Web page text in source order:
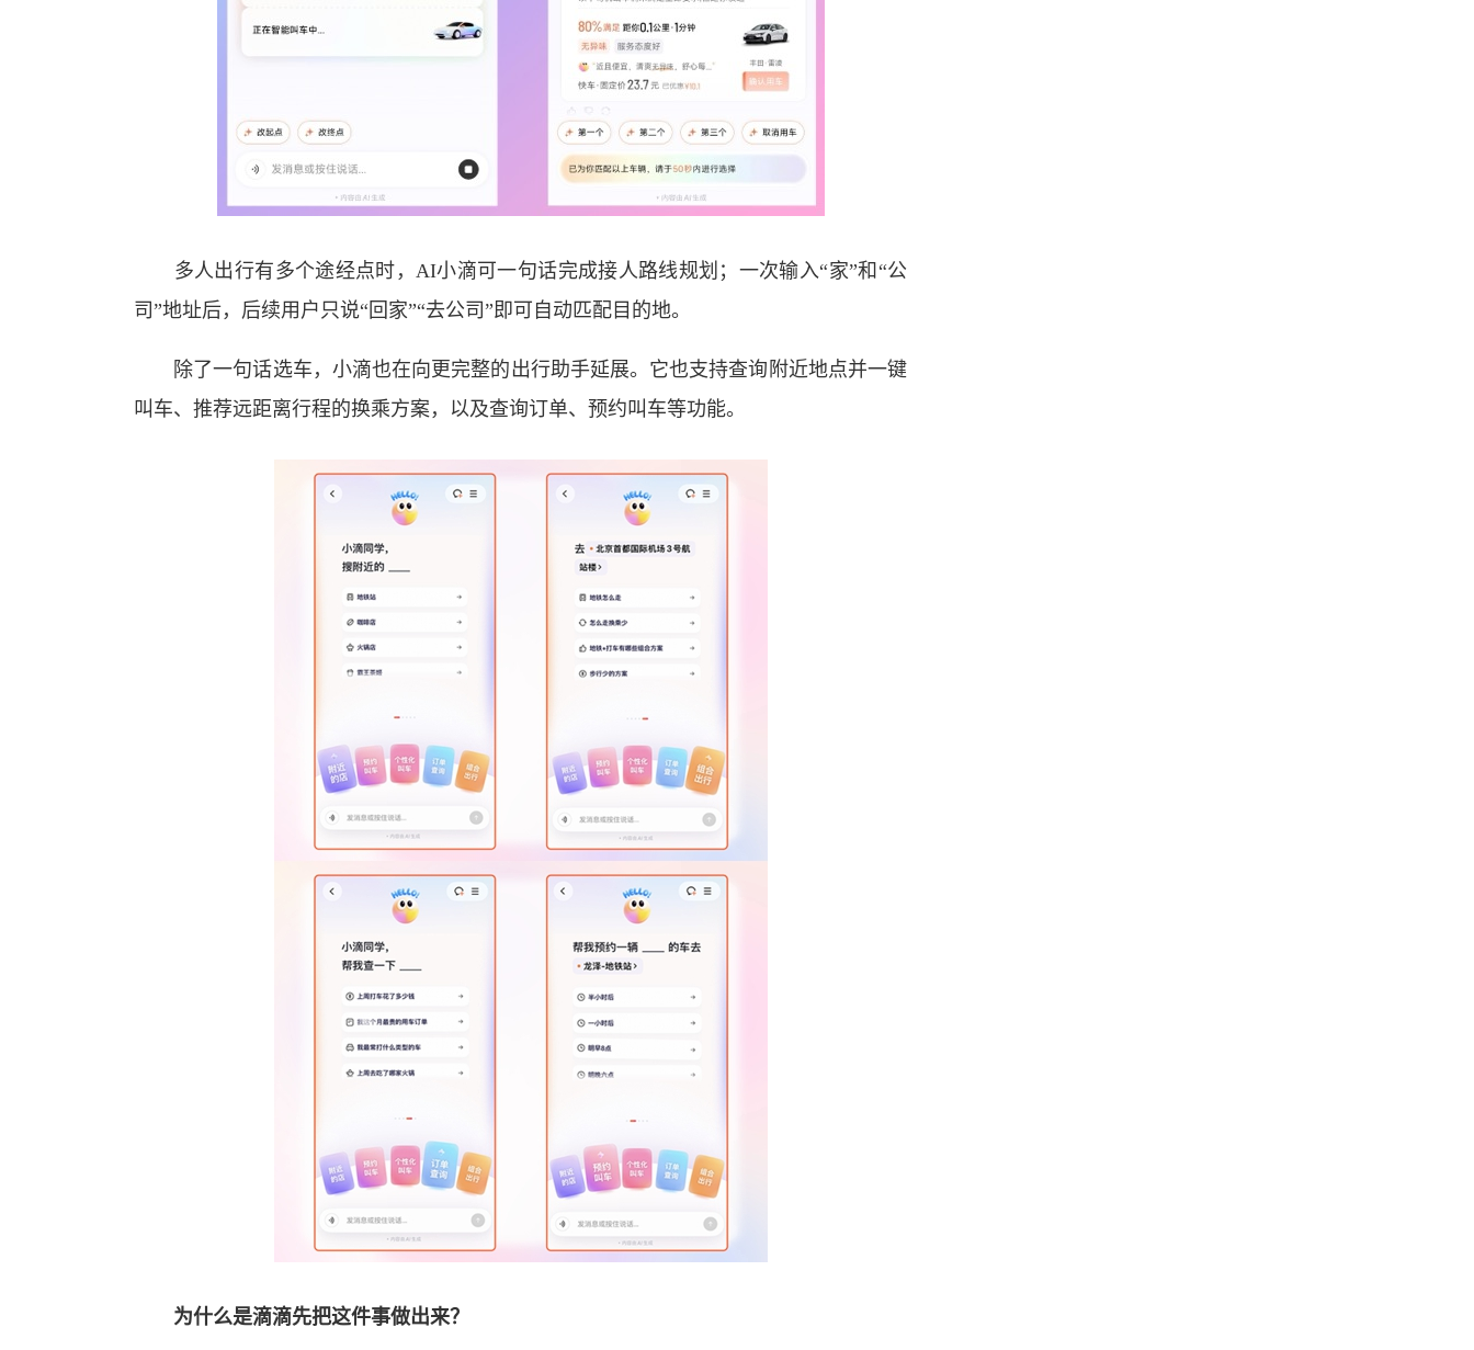
多人出行有多个途经点时，AI小滴可一句话完成接人路线规划；一次输入“家”和“公
司”地址后，后续用户只说“回家”“去公司”即可自动匹配目的地。
除了一句话选车，小滴也在向更完整的出行助手延展。它也支持查询附近地点并一键
叫车、推荐远距离行程的换乘方案，以及查询订单、预约叫车等功能。
为什么是滴滴先把这件事做出来？